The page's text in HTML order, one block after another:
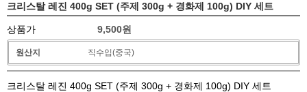
크리스탈 레진 400g SET (주제 300g + 경화제 100g) DIY 세트
상품가 9,500원
원산지 직수입(중국)
크리스탈 레진 400g SET (주제 300g + 경화제 100g) DIY 세트